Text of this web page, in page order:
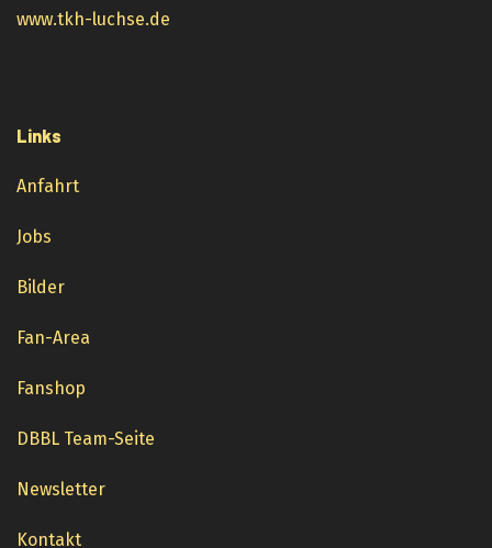
www.tkh-luchse.de
Links
Anfahrt
Jobs
Bilder
Fan-Area
Fanshop
DBBL Team-Seite
Newsletter
Kontakt